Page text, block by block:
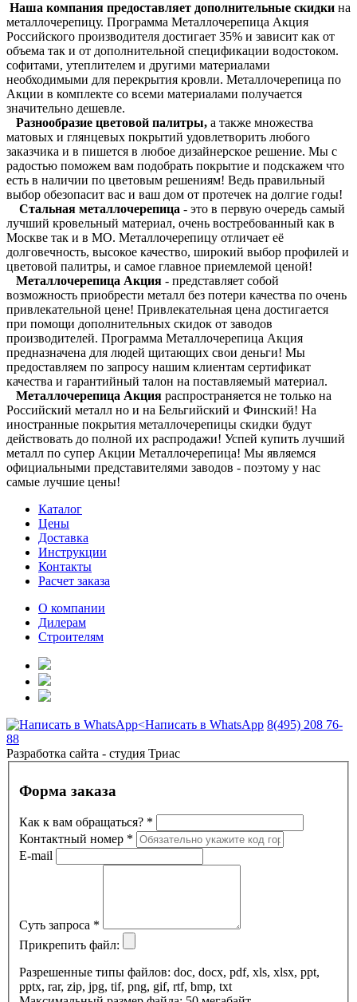
Наша компания предоставляет дополнительные скидки на
металлочерепицу. Программа Металлочерепица Акция
Российского производителя достигает 35% и зависит как от
объема так и от дополнительной спецификации водостоком.
софитами, утеплителем и другими материалами
необходимыми для перекрытия кровли. Металлочерепица по
Акции в комплекте со всеми материалами получается
значительно дешевле.
Разнообразие цветовой палитры, а также множества
матовых и глянцевых покрытий удовлетворить любого
заказчика и в пишется в любое дизайнерское решение. Мы с
радостью поможем вам подобрать покрытие и подскажем что
есть в наличии по цветовым решениям! Ведь правильный
выбор обезопасит вас и ваш дом от протечек на долгие годы!
Стальная металлочерепица - это в первую очередь самый
лучший кровельный материал, очень востребованный как в
Москве так и в МО. Металлочерепицу отличает её
долговечность, высокое качество, широкий выбор профилей и
цветовой палитры, и самое главное приемлемой ценой!
Металлочерепица Акция - представляет собой
возможность приобрести металл без потери качества по очень
привлекательной цене! Привлекательная цена достигается
при помощи дополнительных скидок от заводов
производителей. Программа Металлочерепица Акция
предназначена для людей щитающих свои деньги! Мы
предоставляем по запросу нашим клиентам сертификат
качества и гарантийный талон на поставляемый материал.
Металлочерепица Акция распространяется не только на
Российский металл но и на Бельгийский и Финский! На
иностранные покрытия металлочерепицы скидки будут
действовать до полной их распродажи! Успей купить лучший
металл по супер Акции Металлочерепица! Мы являемся
официальными представителями заводов - поэтому у нас
самые лучшие цены!
Каталог
Цены
Доставка
Инструкции
Контакты
Расчет заказа
О компании
Дилерам
Строителям
Написать в WhatsApp 8(495) 208 76-
88
Разработка сайта - студия Триас
Форма заказа
Как к вам обращаться? *
Контактный номер *
E-mail
Суть запроса *
Прикрепить файл:
Разрешенные типы файлов: doc, docx, pdf, xls, xlsx, ppt,
pptx, rar, zip, jpg, tif, png, gif, rtf, bmp, txt